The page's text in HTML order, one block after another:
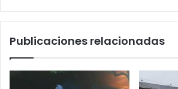
Publicaciones relacionadas